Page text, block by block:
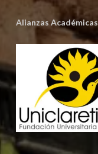
Alianzas Académicas